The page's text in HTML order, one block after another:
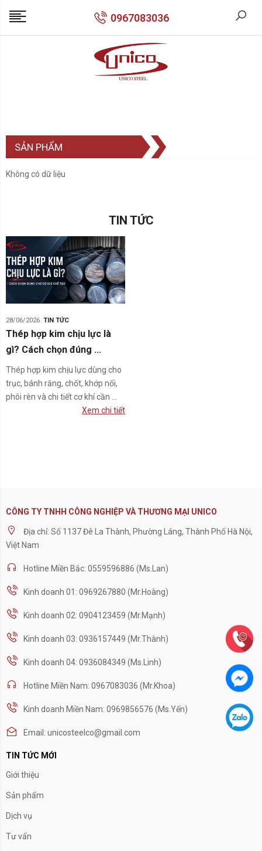
0967083036
SẢN PHẨM
Không có dữ liệu
TIN TỨC
28/06/2026 TIN TỨC
Thép hợp kim chịu lực là
gì? Cách chọn đúng ...
Thép hợp kim chịu lực dùng cho
trục, bánh răng, chốt, khớp nối,
phôi rèn và chi tiết cơ khí cần ...
Xem chi tiết
CÔNG TY TNHH CÔNG NGHIỆP VÀ THƯƠNG MẠI UNICO
Địa chỉ: Số 1137 Đê La Thành, Phường Láng, Thành Phố Hà Nội,
Việt Nam
Hotline Miền Bắc: 0559596886 (Ms.Lan)
Kinh doanh 01: 0969267880 (Mr.Hoàng)
Kinh doanh 02: 0904123459 (Mr.Mạnh)
Kinh doanh 03: 0936157449 (Mr.Thành)
Kinh doanh 04: 0936084349 (Ms.Linh)
Hotline Miền Nam: 0967083036 (Mr.Khoa)
Kinh doanh Miền Nam: 0969856576 (Ms.Yến)
Email: unicosteelco@gmail.com
TIN TỨC MỚI
Giới thiệu
Sản phẩm
Dịch vụ
Tư vấn